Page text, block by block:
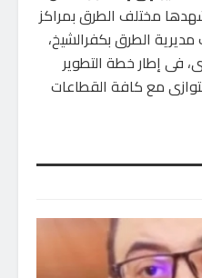
مختلف الطرق بمراكز
الطرق بكفرالشيخ،
فى إطار خطة التطوير
مع كافة القطاعات